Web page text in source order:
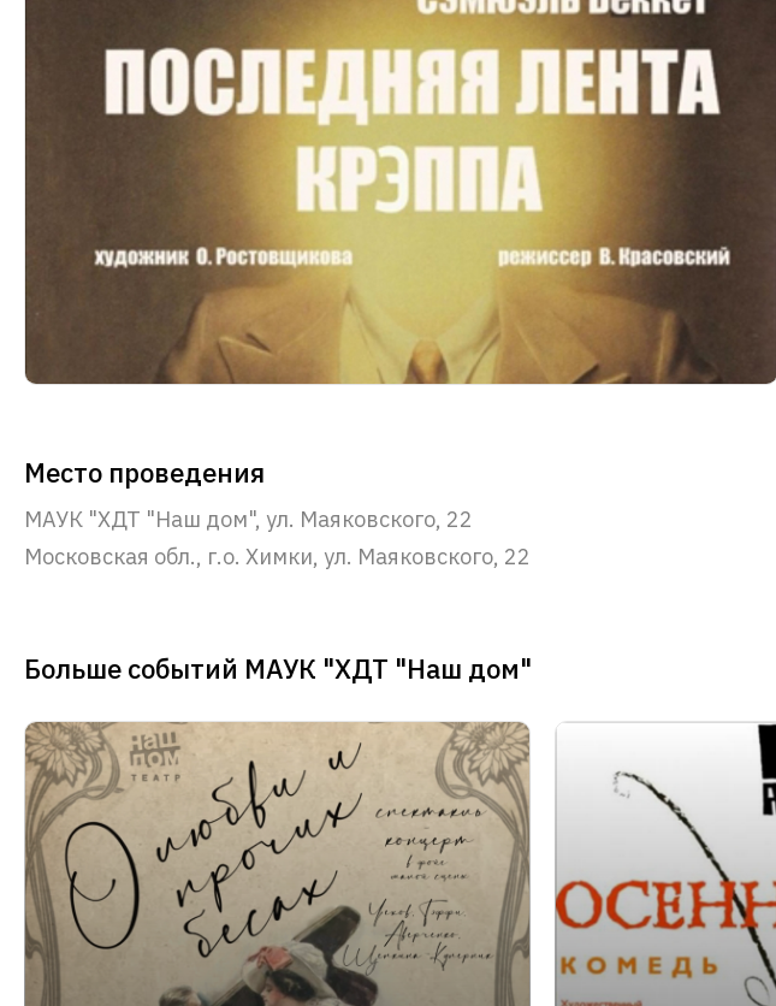
Место проведения
МАУК "ХДТ "Наш дом", ул. Маяковского, 22
Московская обл., г.о. Химки, ул. Маяковского, 22
Больше событий МАУК "ХДТ "Наш дом"